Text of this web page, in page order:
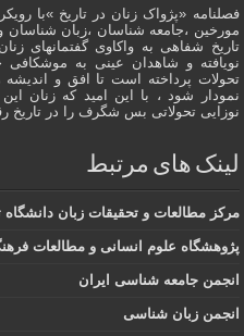
فصلنامه «پژواک زنان در تاریخ »با
مورخین ،جامعه شناسان ،زبان
تاریخ شفاهی به واکاوی گفتمانهاى
نویافته و شاهدان عينى به موشکافی
تحولات پرداخته است تا افق و
نمودار شود ، با این امید که زنان
نوزایی تحولاتی بس شگرف را در تاریخ
لینک های مرتبط
مرکز مطالعات و تحقیقات زبان دانشگاه
پژوهشگاه علوم انسانی و مطالعات
انجمن جامعه شناسی ایران
انجمن زبان شناسی